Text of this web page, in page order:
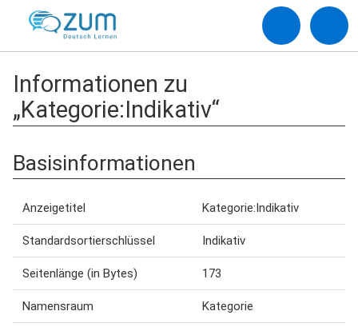
Informationen zu
„Kategorie:Indikativ“
Basisinformationen
Anzeigetitel Kategorie:Indikativ
Standardsortierschlüssel Indikativ
Seitenlänge (in Bytes) 173
Namensraum Kategorie